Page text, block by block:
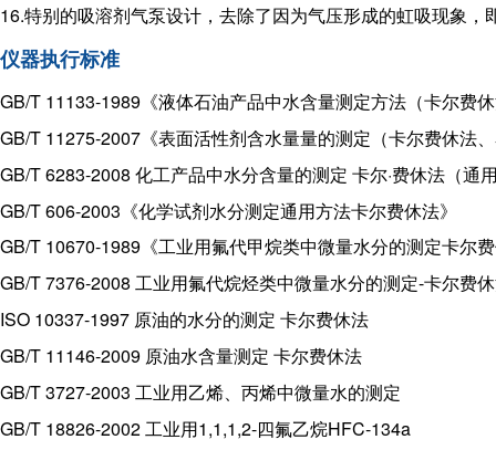
16.特别的吸溶剂气泵设计，去除了因为气压形成的虹吸现象
仪器执行标准
GB/T 11133-1989《液体石油产品中水含量测定方法（卡尔费
GB/T 11275-2007《表面活性剂含水量量的测定（卡尔费休法
GB/T 6283-2008 化工产品中水分含量的测定 卡尔·费休法（通
GB/T 606-2003《化学试剂水分测定通用方法卡尔费休法》
GB/T 10670-1989《工业用氟代甲烷类中微量水分的测定卡尔
GB/T 7376-2008 工业用氟代烷烃类中微量水分的测定-卡尔费
ISO 10337-1997 原油的水分的测定 卡尔费休法
GB/T 11146-2009 原油水含量测定 卡尔费休法
GB/T 3727-2003 工业用乙烯、丙烯中微量水的测定
GB/T 18826-2002 工业用1,1,1,2-四氟乙烷HFC-134a